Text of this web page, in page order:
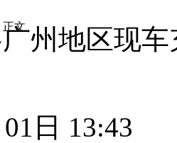
文 州地区现
日 13:43